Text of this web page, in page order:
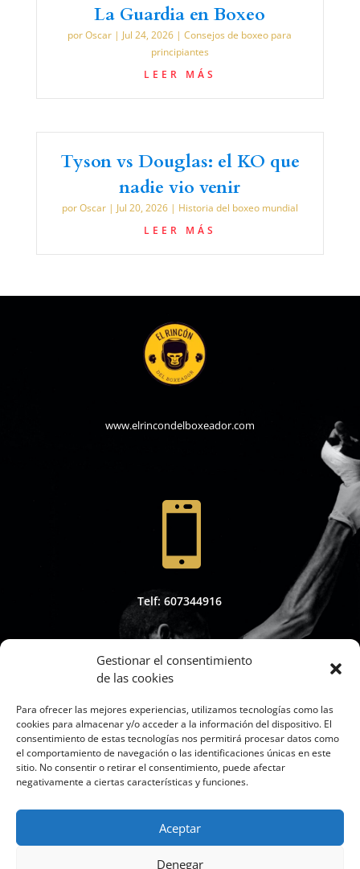
Gestionar el consentimiento
de las cookies
Para ofrecer las mejores experiencias, utilizamos tecnologías como las
cookies para almacenar y/o acceder a la información del dispositivo. El
consentimiento de estas tecnologías nos permitirá procesar datos como
el comportamiento de navegación o las identificaciones únicas en este
sitio. No consentir o retirar el consentimiento, puede afectar
negativamente a ciertas características y funciones.
Aceptar
Denegar
La Guardia en Boxeo
porOscar | Jul 24, 2026 |Consejos de boxeo para
principiantes
LEER MÁS
Tyson vs Douglas: el KO que
nadie vio venir
porOscar| Jul 20, 2026| Historia del boxeo mundial
LEER MÁS
www.elrincondelboxeador.com

Telf: 607344916

Whapsap: 607344916